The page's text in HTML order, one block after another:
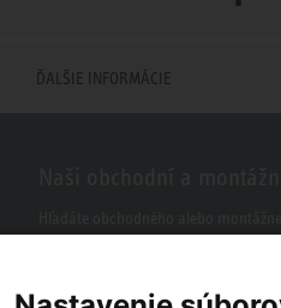
ĎALŠIE INFORMÁCIE